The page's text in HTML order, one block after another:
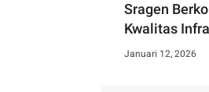
Sragen
Kwalitas
Januari 12, 2026